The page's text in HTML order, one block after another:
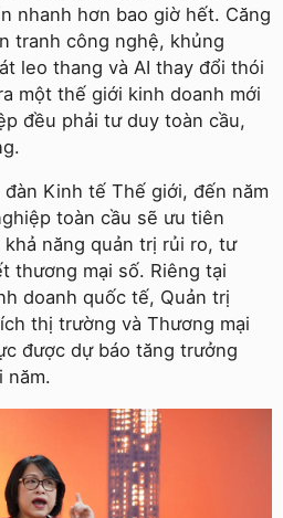
nhanh hơn bao giờ hết. Căng
tranh công nghệ, khủng
leo thang và AI thay đổi thói
một thế giới kinh doanh mới
đều phải tư duy toàn cầu,
Kinh tế Thế giới, đến năm
toàn cầu sẽ ưu tiên
năng quản trị rủi ro, tư
thương mại số. Riêng tại
doanh quốc tế, Quản trị
thị trường và Thương mại
được dự báo tăng trưởng
năm.